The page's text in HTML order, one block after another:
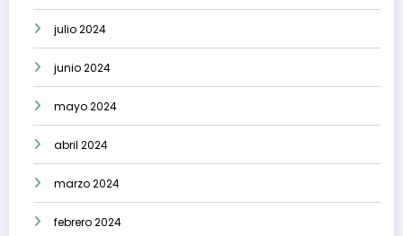
julio 2024
junio 2024
mayo 2024
abril 2024
marzo 2024
febrero 2024